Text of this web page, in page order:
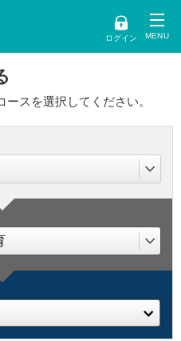
ログイン
スを選択してください。